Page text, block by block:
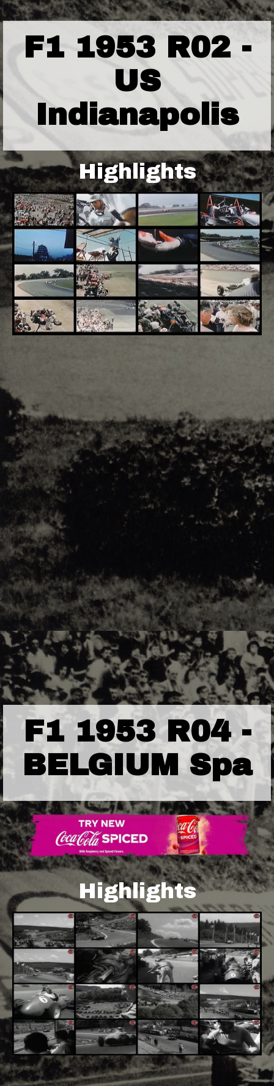
F1 1953 R02 -
US
Indianapolis
Highlights
F1 1953 R04 -
BELGIUM Spa
Highlights